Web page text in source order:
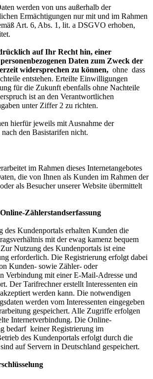
werden von uns außerhalb der
Ermächtigungen nur mit und im Rahmen
Art. 6, Abs. 1, lit. a DSGVO erhoben,
auf Ihr Recht hin, einer
Daten zum Zweck der
widersprechen zu können, ohne dass
entstehen. Erteilte Einwilligungen
für die Zukunft ebenfalls ohne Nachteile
ist an den Verantwortlichen
unter Ziffer 2 zu richten.
hierfür jeweils mit Ausnahme der
den Basistarifen nicht.
im Rahmen dieses Internetangebotes
die von Ihnen als Kunden im Rahmen der
als Besucher unserer Website übermittelt
Zählerstandserfassung
des Kundenportals erhalten Kunden die
mit der ewag kamenz bequem
Nutzung des Kundenportals ist eine
erforderlich. Die Registrierung erfolgt dabei
Kunden- sowie Zähler- oder
Verbindung mit einer E-Mail-Adresse und
Der Tarifrechner erstellt Interessenten ein
werden kann. Die notwendigen
werden vom Interessenten eingegeben
gespeichert. Alle Zugriffe erfolgen
Internetverbindung. Die Online-
bedarf keiner Registrierung im
des Kundenportals erfolgt durch die
auf Servern in Deutschland gespeichert.